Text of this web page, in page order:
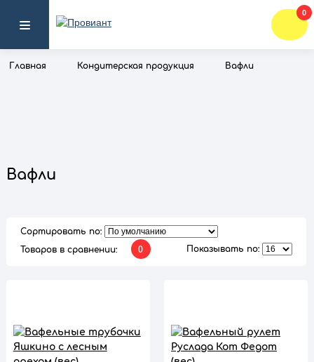
0
Главная Кондитерская продукция Вафли
Вафли
Сортировать по:
Товаров в сравнении:
0 Показывать по:
сравнение сравнение